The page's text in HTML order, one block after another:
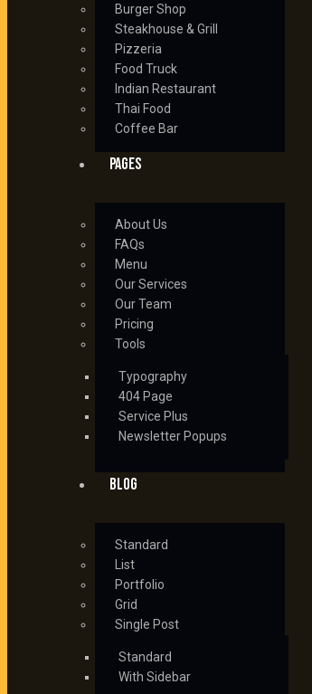
Burger Shop
Steakhouse & Grill
Pizzeria
Food Truck
Indian Restaurant
Thai Food
Coffee Bar
PAGES
About Us
FAQs
Menu
Our Services
Our Team
Pricing
Tools
Typography
404 Page
Service Plus
Newsletter Popups
BLOG
Standard
List
Portfolio
Grid
Single Post
Standard
With Sidebar